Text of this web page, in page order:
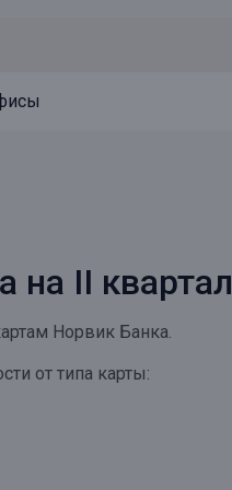
на II квартал
Норвик Банка.
от типа карты: